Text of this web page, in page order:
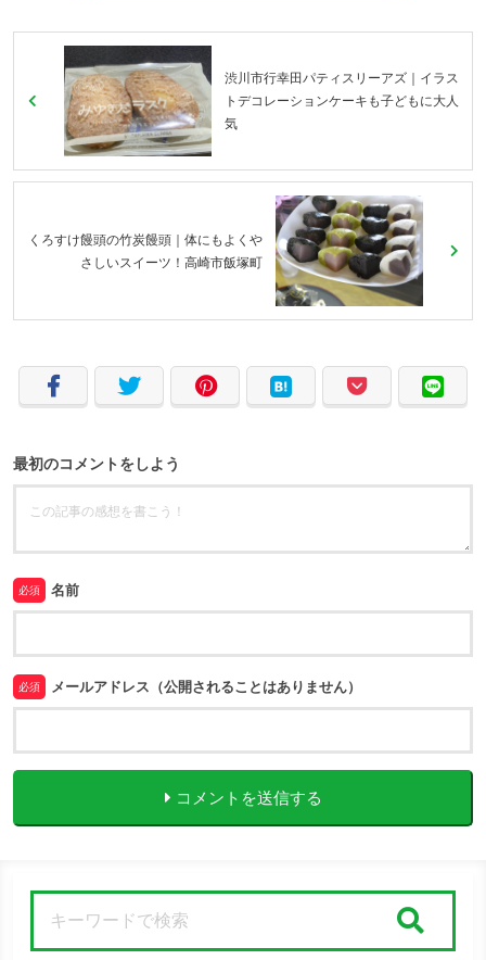
渋川市行幸田パティスリーアズ｜イラス
トデコレーションケーキも子どもに大人
気
くろすけ饅頭の竹炭饅頭｜体にもよくや
さしいスイーツ！高崎市飯塚町
最初のコメントをしよう
必須 名前
必須 メールアドレス（公開されることはありません）
コメントを送信する